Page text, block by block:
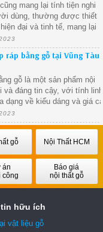
mang lại tính tiện nghi
dùng, thường được thiết
đại và tinh tế, mang lại
không gian nội thất của
ráp bằng gỗ tại Vũng Tàu
gỗ là một sản phẩm nội
và đáng tin cậy, với tính linh
dạng về kiểu dáng và giá
lắp ráp bằng gỗ đã trở
đầu của nhiều gia đình
gỗ Nội Thất HCM
án
công
Báo giá
nội thất gỗ
hữu ích
vật liệu gỗ